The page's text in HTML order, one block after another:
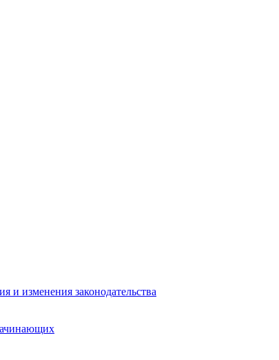
и изменения законодательства